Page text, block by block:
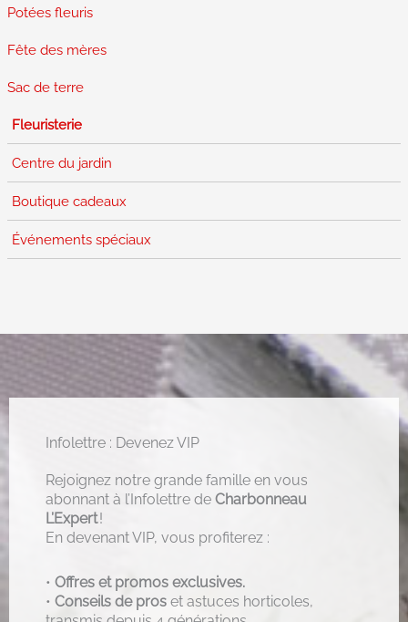
Potées fleuris
Fête des mères
Sac de terre
Fleuristerie
Centre du jardin
Boutique cadeaux
Événements spéciaux
Infolettre : Devenez VIP
Rejoignez notre grande famille en vous
abonnant à l’Infolettre de Charbonneau
L’Expert!
En devenant VIP, vous profiterez :
• Offres et promos exclusives.
• Conseils de pros et astuces horticoles,